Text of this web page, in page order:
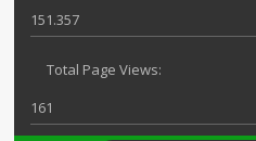
151.357
Total Page Views:
161